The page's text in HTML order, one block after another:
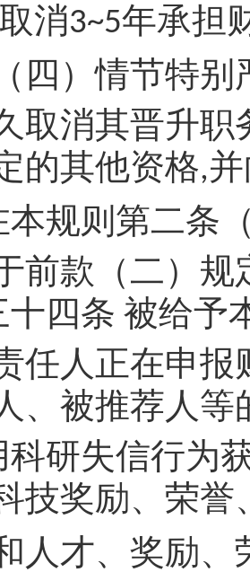
取消3~5年承担
四）情节特别
取消其晋升
的其他资格,
本规则第二条
前款（二）规
十四条 被给予
任人正在申报
、被推荐人等
科研失信行为
技奖励、荣誉
人才、奖励、